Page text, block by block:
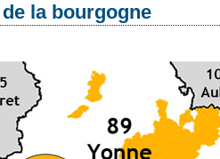
la bourgogne